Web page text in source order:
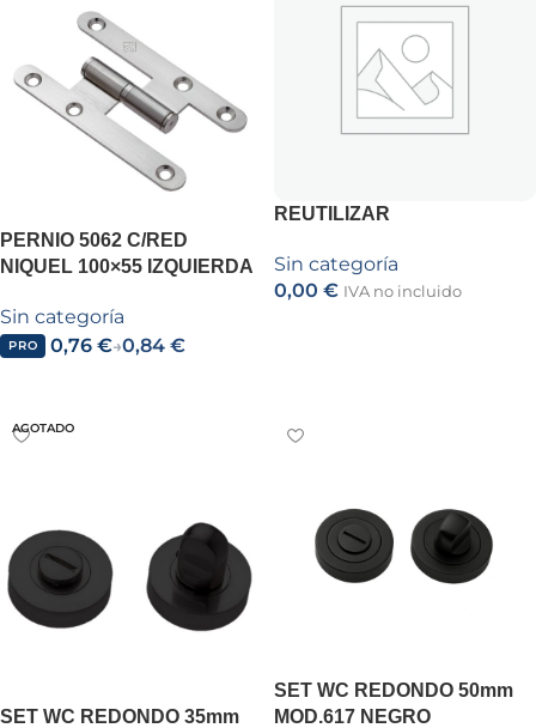
PERNIO 5062 C/RED
NIQUEL 100×55 IZQUIERDA
Sin categoría
PRO 0,76€→0,84€
REUTILIZAR
Sin categoría
0,00 € IVA no incluido
AGOTADO
SET WC REDONDO 35mm
SET WC REDONDO 50mm
MOD.617 NEGRO